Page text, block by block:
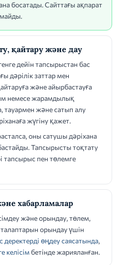
босатады. Сайттағы ақпарат
қайтару және дау
дейін тапсырыстан бас
дәрілік заттар мен
және айырбастауға
немесе жарамдылық
тауармен және сатып алу
жүгіну қажет.
оны сатушы дәріхана
Тапсырысты тоқтату
тапсырыс пен төлемге
хабарламалар
және орындау, төлем,
орындау үшін
деректерді өңдеу саясатында,
келісімбетінде жарияланған.